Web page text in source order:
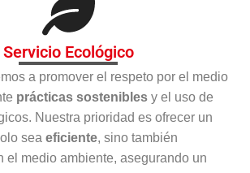
Servicio Ecológico
a promover el respeto por el medio
prácticas sostenibles y el uso de
Nuestra prioridad es ofrecer un
sea eficiente, sino también
el medio ambiente, asegurando un